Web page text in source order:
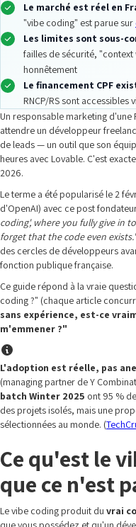
Le marché est réel en
"vibe coding" est parue sur
Les limites sont sous-
failles de sécurité,
honnêtement
Le financement CPF
RNCP/RS sont accessibles
Un responsable marketing d'une
attendre un développeur
de leads — un outil que son
heures avec Lovable. C'est
2026.
Le terme a été popularisé le 2
d'OpenAI) avec ce post
coding', where you fully give in
forget that the code even
des cercles de développeurs
fonction publique française.
Ce guide répond à la vraie
coding ?" (chaque article
sans expérience, est-ce
m'emmener ?"
L'adoption est réelle, pas
(managing partner de Y
batch Winter 2025 ont 95 %
des projets isolés, mais une
sélectionnées au monde. (
Ce qu'est le
que ce n'est
Le vibe coding produit du vrai